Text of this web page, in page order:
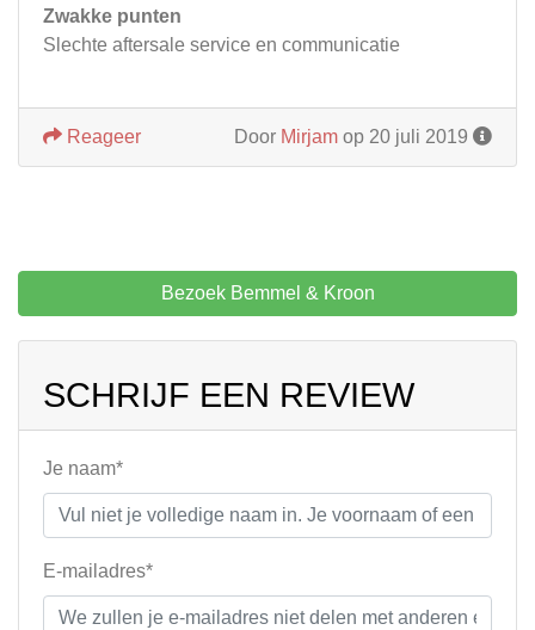
Zwakke punten
Slechte aftersale service en communicatie
Door Mirjam op 20 juli 2019
Reageer
Bezoek Bemmel & Kroon
SCHRIJF EEN REVIEW
Je naam*
E-mailadres*